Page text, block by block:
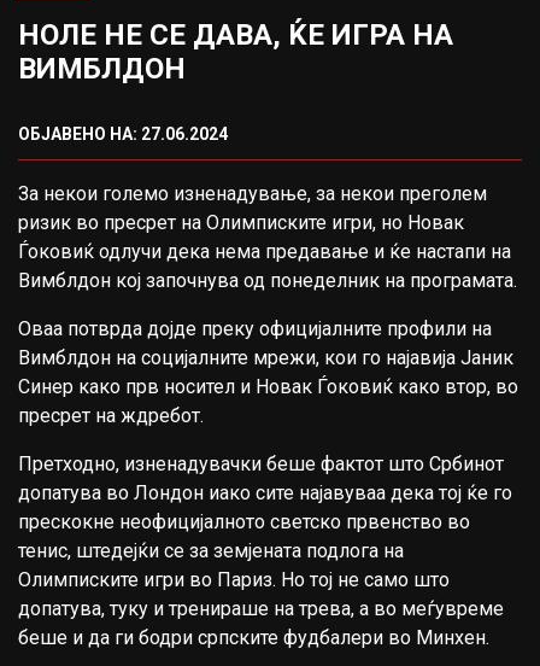
НОЛЕ НЕ СЕ ДАВА, ЌЕ ИГРА НА
ВИМБЛДОН
ОБЈАВЕНО НА: 27.06.2024
За некои големо изненадување, за некои преголем
ризик во пресрет на Олимписките игри, но Новак
Ѓоковиќ одлучи дека нема предавање и ќе настапи на
Вимблдон кој започнува од понеделник на програмата.
Оваа потврда дојде преку официјалните профили на
Вимблдон на социјалните мрежи, кои го најавија Јаник
Синер како прв носител и Новак Ѓоковиќ како втор, во
пресрет на ждребот.
Претходно, изненадувачки беше фактот што Србинот
допатува во Лондон иако сите најавуваа дека тој ќе го
прескокне неофицијалното светско првенство во
тенис, штедејќи се за земјената подлога на
Олимписките игри во Париз. Но тој не само што
допатува, туку и тренираше на трева, а во меѓувреме
беше и да ги бодри српските фудбалери во Минхен.